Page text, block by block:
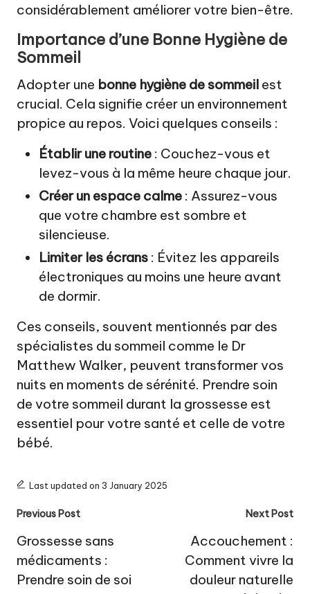
considérablement améliorer votre bien-être.
Importance d’une Bonne Hygiène de
Sommeil
Adopter une bonne hygiène de sommeil est
crucial. Cela signifie créer un environnement
propice au repos. Voici quelques conseils :
Établir une routine : Couchez-vous et
levez-vous à la même heure chaque jour.
Créer un espace calme : Assurez-vous
que votre chambre est sombre et
silencieuse.
Limiter les écrans : Évitez les appareils
électroniques au moins une heure avant
de dormir.
Ces conseils, souvent mentionnés par des
spécialistes du sommeil comme le Dr
Matthew Walker, peuvent transformer vos
nuits en moments de sérénité. Prendre soin
de votre sommeil durant la grossesse est
essentiel pour votre santé et celle de votre
bébé.
Last updated on 3 January 2025
Post
navigation
Previous Post
Grossesse sans
médicaments :
Prendre soin de soi
Next Post
Accouchement :
Comment vivre la
douleur naturelle